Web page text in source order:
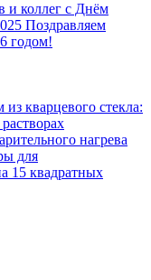
и коллег с Днём
Поздравляем
годом!
кварцевого стекла:
нагрева
для
15 квадратных